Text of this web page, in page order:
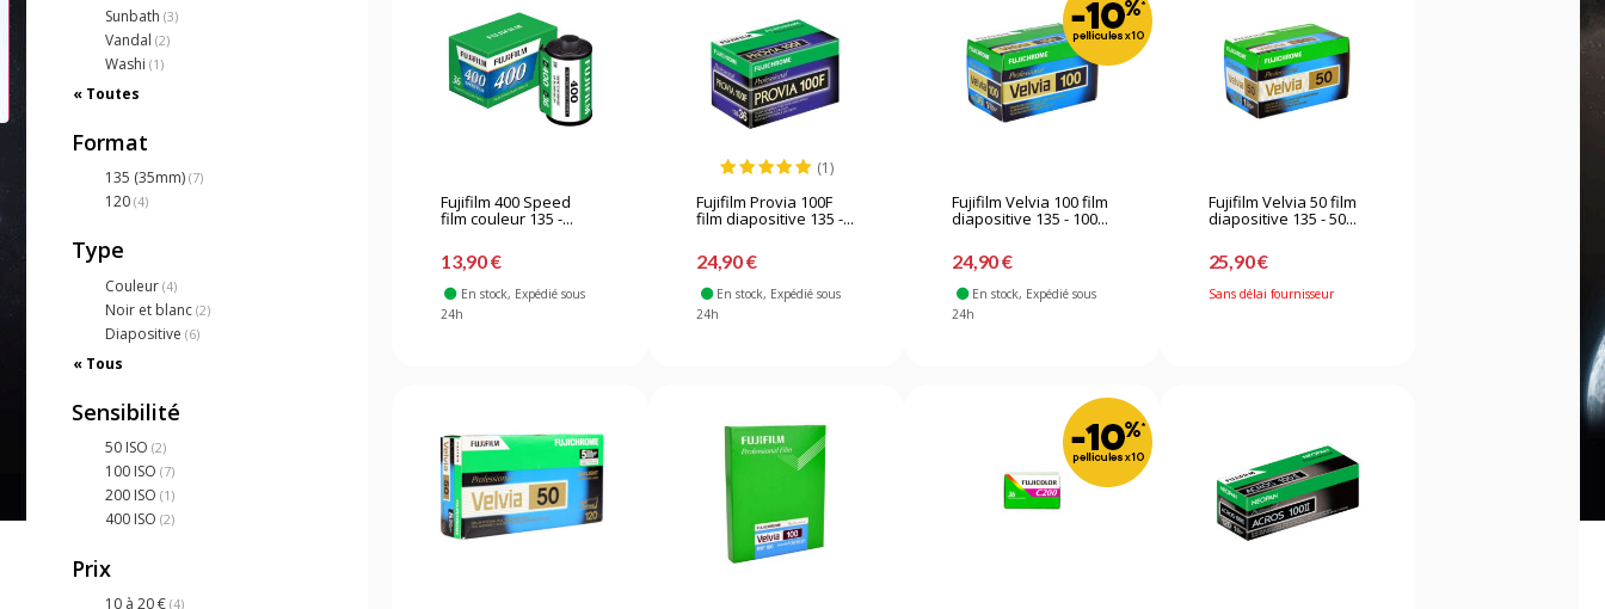
Sunbath (3)
Vandal (2)
Washi (1)
« Toutes
Format
135 (35mm) (7)
120 (4)
Type
Couleur (4)
Noir et blanc (2)
Diapositive (6)
« Tous
Sensibilité
50 ISO (2)
100 ISO (7)
200 ISO (1)
400 ISO (2)
Prix
10 à 20 € (4)
Fujifilm 400 Speed
film couleur 135 -...
13,90 €
En stock, Expédié sous
24h
(1)
Fujifilm Provia 100F
film diapositive 135 -...
24,90 €
En stock, Expédié sous
24h
Fujifilm Velvia 100 film
diapositive 135 - 100...
24,90 €
En stock, Expédié sous
24h
Fujifilm Velvia 50 film
diapositive 135 - 50...
25,90 €
Sans délai fournisseur